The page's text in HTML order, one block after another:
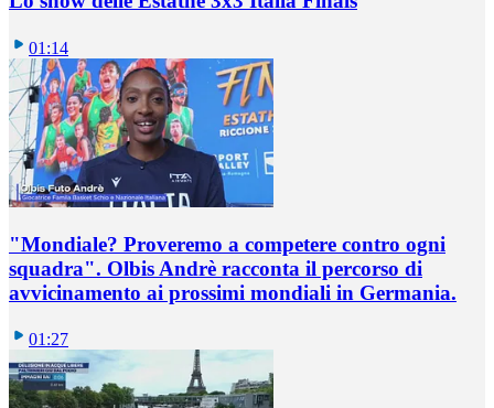
01:14
"Mondiale? Proveremo a competere contro ogni
squadra". Olbis Andrè racconta il percorso di
avvicinamento ai prossimi mondiali in Germania.
01:27